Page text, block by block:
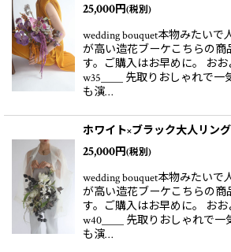
25,000円(税別)
wedding bouquet本物みたい
が高い造花ブーケこちらの商
す。ご購入はお早めに。 おお
w35＿＿ 先取りおしゃれで一
も演…
ホワイト×ブラック大人リン
25,000円(税別)
wedding bouquet本物みたい
が高い造花ブーケこちらの商
す。ご購入はお早めに。 お
w40＿＿ 先取りおしゃれで一
も演…